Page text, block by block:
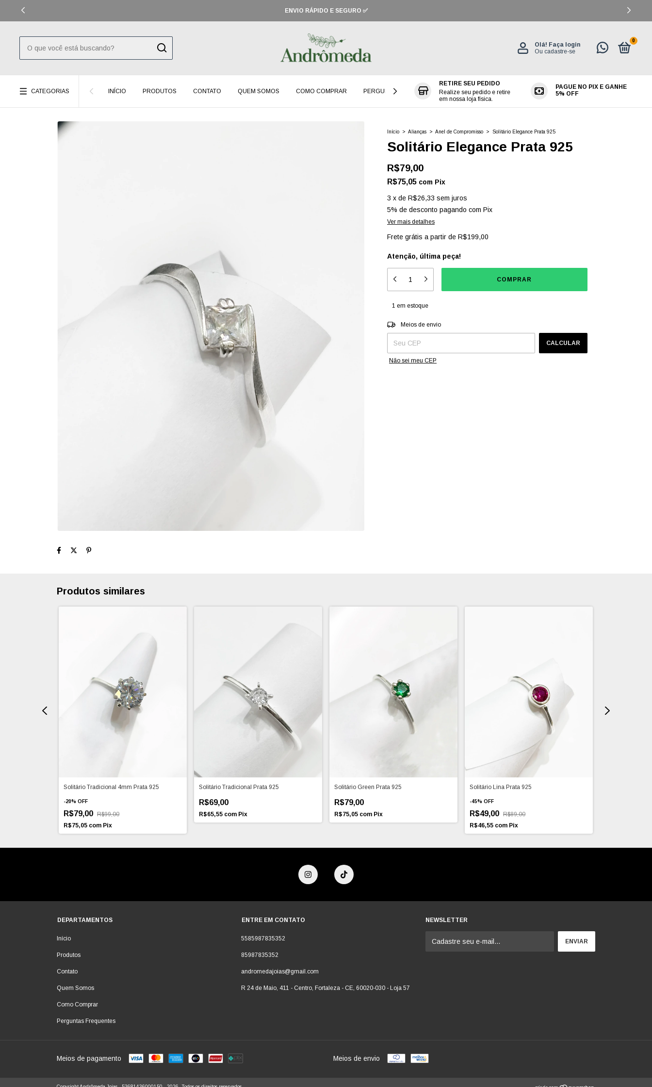
ENVIO RÁPIDO E SEGURO ✅
Olá! Faça login
Ou cadastre-se
0
CATEGORIAS INÍCIO PRODUTOS CONTATO QUEM SOMOS COMO COMPRAR PERGUNTAS FREQUENTES
RETIRE SEU PEDIDO
Realize seu pedido e retire
em nossa loja física.
PAGUE NO PIX E GANHE
5% OFF
Início > Alianças > Anel de Compromisso > Solitário Elegance Prata 925
Solitário Elegance Prata 925
R$79,00
R$75,05 com Pix
3 x de R$26,33 sem juros
5% de desconto pagando com Pix
Ver mais detalhes
Frete grátis a partir de R$199,00
Atenção, última peça!
1 em estoque
Entregas para o CEP:
Meios de envio
CALCULAR
Não sei meu CEP
Produtos similares
Solitário Tradicional 4mm Prata 925
-20% OFF
R$79,00 R$99,00
R$75,05 com Pix
Solitário Tradicional Prata 925
R$69,00
R$65,55 com Pix
Solitário Green Prata 925
R$79,00
R$75,05 com Pix
Solitário Lina Prata 925
-45% OFF
R$49,00 R$89,00
R$46,55 com Pix
DEPARTAMENTOS
Início
Produtos
Contato
Quem Somos
Como Comprar
Perguntas Frequentes
ENTRE EM CONTATO
5585987835352
85987835352
andromedajoias@gmail.com
R 24 de Maio, 411 - Centro, Fortaleza - CE, 60020-030 - Loja 57
NEWSLETTER
Meios de pagamento Meios de envio